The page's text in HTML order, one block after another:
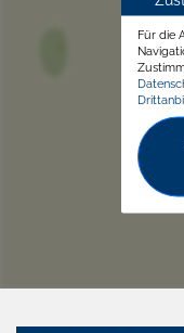
Für die